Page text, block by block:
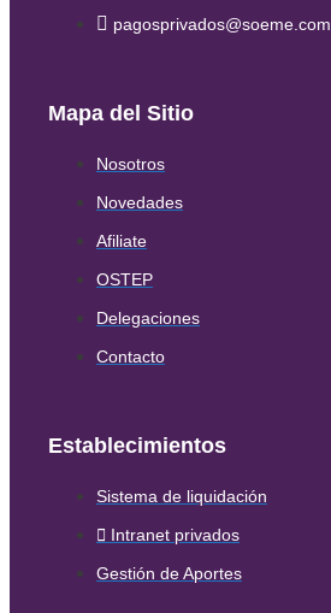
pagosprivados@soeme.com
Mapa del Sitio
Nosotros
Novedades
Afiliate
OSTEP
Delegaciones
Contacto
Establecimientos
Sistema de liquidación
Intranet privados
Gestión de Aportes